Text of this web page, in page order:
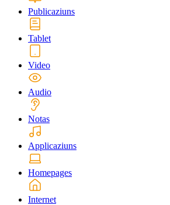
Publicaziuns
Tablet
Video
Audio
Notas
Applicaziuns
Homepages
Internet